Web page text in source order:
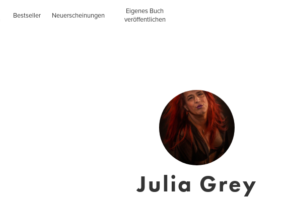
Bestseller Neuerscheinungen
Eigenes Buch
veröffentlichen
Julia Grey